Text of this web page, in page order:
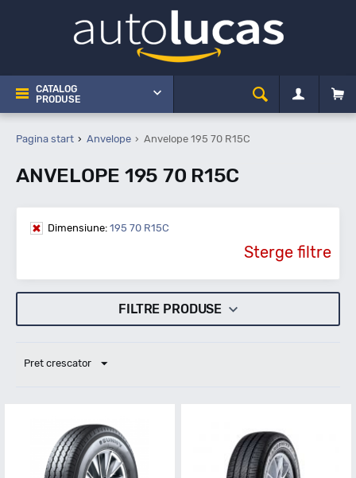
CATALOG
PRODUSE
Pagina start Anvelope Anvelope 195 70 R15C
ANVELOPE 195 70 R15C
Dimensiune: 195 70 R15C
Sterge filtre
FILTRE PRODUSE
Pret crescator